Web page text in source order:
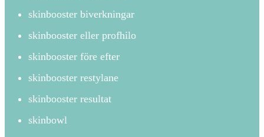
skinbooster biverkningar
skinbooster eller profhilo
skinbooster före efter
skinbooster restylane
skinbooster resultat
skinbowl